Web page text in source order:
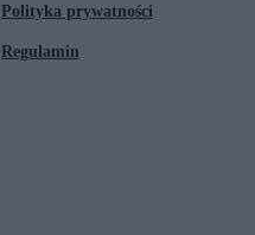
Polityka prywatności
Regulamin